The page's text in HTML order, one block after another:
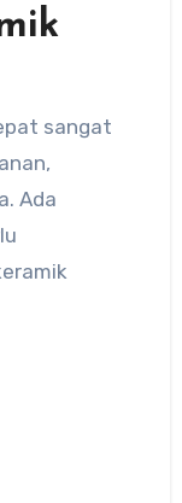
sangat
Ada